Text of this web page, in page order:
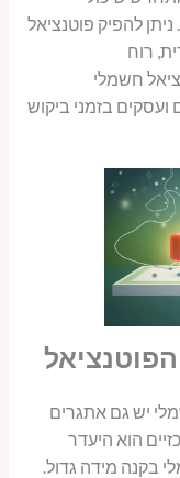
להפיק פוטנציאל
רוח
חשמלי
בזמני ביקוש
יש גם אתגרים
הוא היעדר
בקנה מידה גדול.